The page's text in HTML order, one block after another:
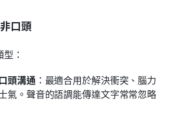
口頭
：
頭溝通 ：最適合用於解決衝突、腦力
氣。聲音的語調能傳達文字常常忽略